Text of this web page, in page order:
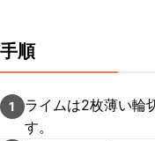
手順
1
ライムは2枚薄い輪
す。